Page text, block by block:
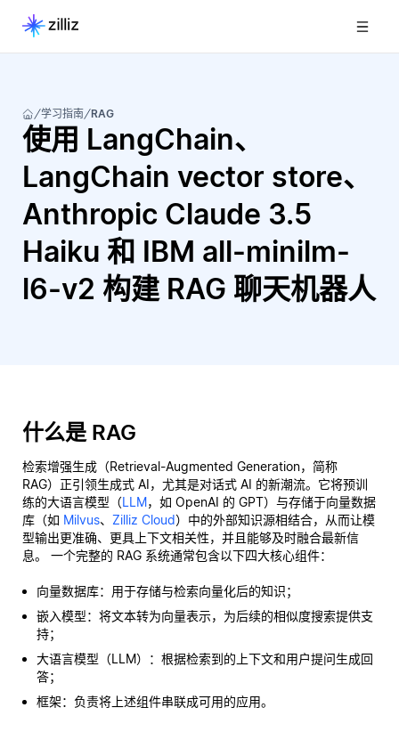
学习指南 RAG
使用 LangChain、
LangChain vector store、
Anthropic Claude 3.5
Haiku 和 IBM all-minilm-
l6-v2 构建 RAG 聊天机器人
什么是 RAG
检索增强生成（Retrieval-Augmented Generation，简称
RAG）正引领生成式 AI，尤其是对话式 AI 的新潮流。它将预训
练的大语言模型（LLM，如 OpenAI 的 GPT）与存储于向量数据
库（如 Milvus、 Zilliz Cloud）中的外部知识源相结合，从而让模
型输出更准确、更具上下文相关性，并且能够及时融合最新信
息。 一个完整的 RAG 系统通常包含以下四大核心组件：
向量数据库：用于存储与检索向量化后的知识；
嵌入模型：将文本转为向量表示，为后续的相似度搜索提供支
持；
大语言模型（LLM）：根据检索到的上下文和用户提问生成回
答；
框架：负责将上述组件串联成可用的应用。